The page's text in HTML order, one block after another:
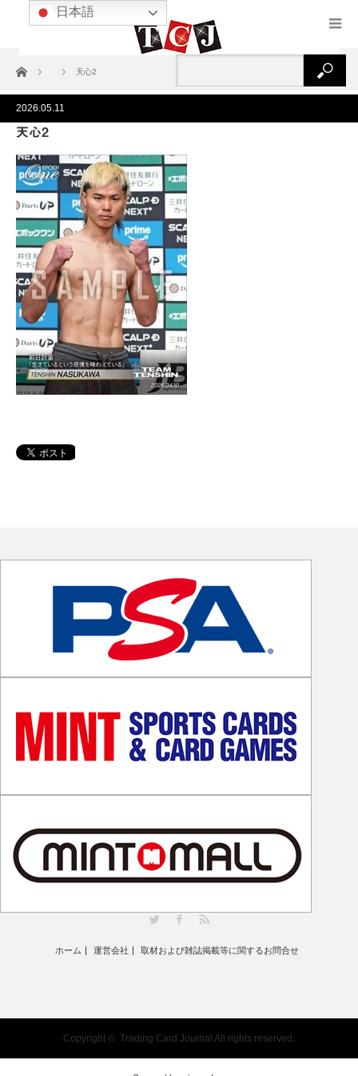
ホーム 天心2
2026.05.11
天心2
ホーム 運営会社 取材および雑誌掲載等に関するお問合せ
Copyright © Trading Card Journal All rights reserved.
日本語